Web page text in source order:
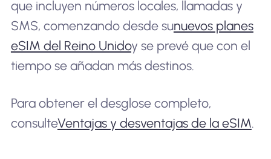
que incluyen números locales, llamadas y
SMS, comenzando desde sunuevos planes
eSIM del Reino Unidoy se prevé que con el
tiempo se añadan más destinos.
Para obtener el desglose completo,
consulteVentajas y desventajas de la eSIM.